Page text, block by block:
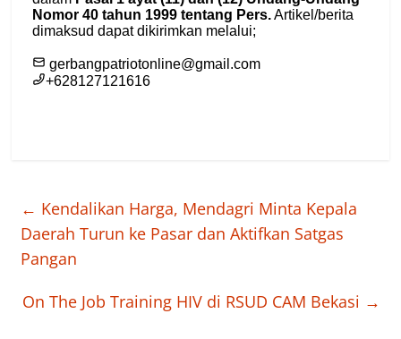
← Kendalikan Harga, Mendagri Minta Kepala
Daerah Turun ke Pasar dan Aktifkan Satgas
Pangan
On The Job Training HIV di RSUD CAM Bekasi →